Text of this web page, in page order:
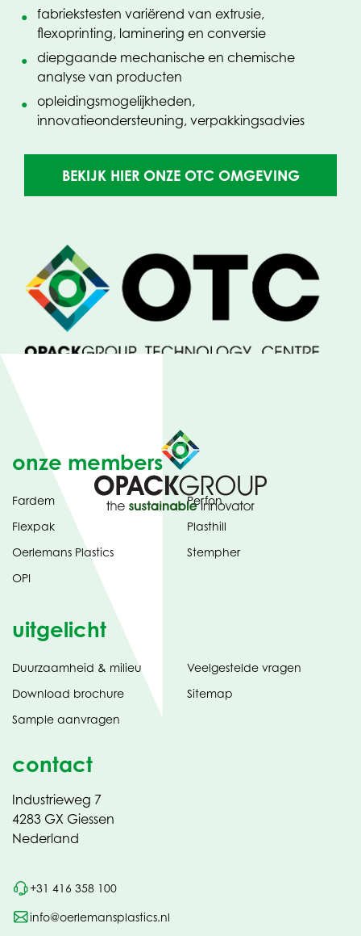
fabriekstesten variërend van extrusie,
flexoprinting, laminering en conversie
diepgaande mechanische en chemische
analyse van producten
opleidingsmogelijkheden,
innovatieondersteuning, verpakkingsadvies
BEKIJK HIER ONZE OTC OMGEVING(OPENT
IN
onze members
Fardem
Flexpak
Oerlemans Plastics
OPI
Perfon
Plasthill
Stempher
uitgelicht
Duurzaamheid & milieu
Download brochure(opent
tabblad)
Sample aanvragen
Veelgestelde vragen
Sitemap
contact
Industrieweg 7
4283 GX Giessen
Nederland
+31 416 358 100
info@oerlemansplastics.nl